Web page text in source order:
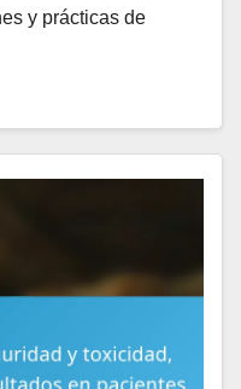
y prácticas de